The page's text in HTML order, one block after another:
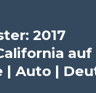
2017
auf
| Auto |